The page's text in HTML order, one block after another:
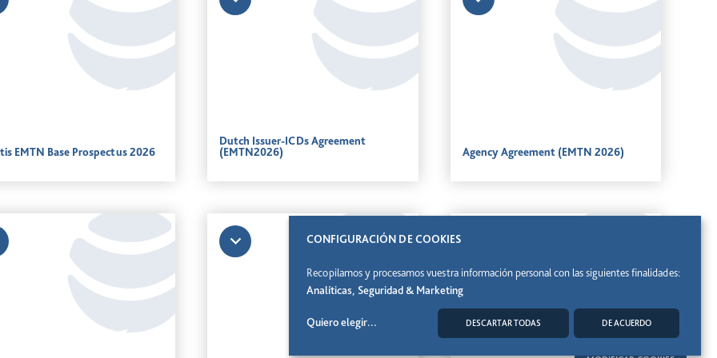
EMTN Base Prospectus 2026
Dutch Issuer-ICDs Agreement
(EMTN2026)
Agency Agreement (EMTN 2026)
CONFIGURACIÓN DE COOKIES
Recopilamos y procesamos vuestra información personal con las siguientes finalidades:
Analíticas, Seguridad & Marketing
Quiero elegir... DESCARTAR TODAS DE ACUERDO